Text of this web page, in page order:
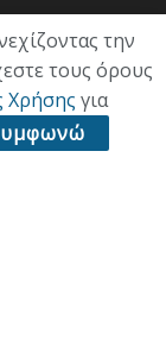
την
τους όρους
Χρήσης για